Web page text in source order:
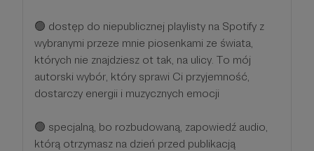
🟢 dostęp do niepublicznej playlisty na Spotify z
wybranymi przeze mnie piosenkami ze świata,
których nie znajdziesz ot tak, na ulicy. To mój
autorski wybór, który sprawi Ci przyjemność,
dostarczy energii i muzycznych emocji
🟢 specjalną, bo rozbudowaną, zapowiedź audio,
którą otrzymasz na dzień przed publikacją